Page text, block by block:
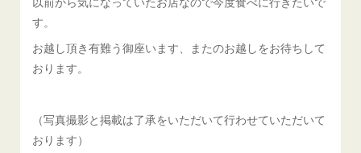
す。
お越し頂き有難う御座います、またのお越しをお待ちして
おります。
（写真撮影と掲載は了承をいただいて行わせていただいて
おります）